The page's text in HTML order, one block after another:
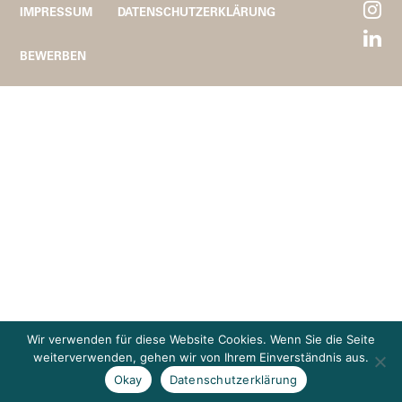
IMPRESSUM DATENSCHUTZERKLÄRUNG
BEWERBEN
Wir verwenden für diese Website Cookies. Wenn Sie die Seite
weiterverwenden, gehen wir von Ihrem Einverständnis aus.
Okay
Datenschutzerklärung